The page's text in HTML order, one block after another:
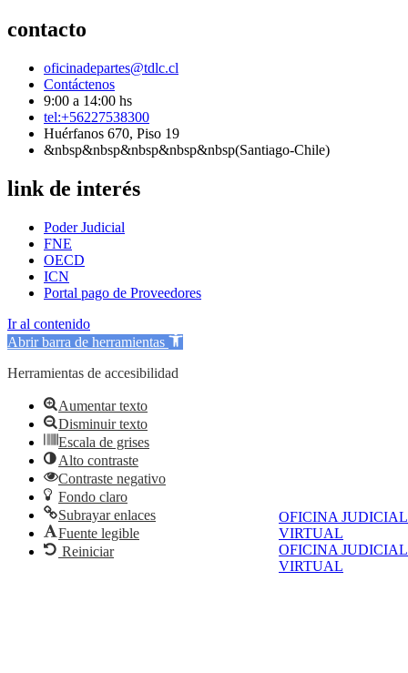
OFICINA JUDICIAL
VIRTUAL
OFICINA JUDICIAL
VIRTUAL
contacto
oficinadepartes@tdlc.cl
Contáctenos
9:00 a 14:00 hs
tel:+56227538300
Huérfanos 670, Piso 19
&nbsp&nbsp&nbsp&nbsp&nbsp(Santiago-Chile)
link de interés
Poder Judicial
FNE
OECD
ICN
Portal pago de Proveedores
Ir al contenido
Abrir barra de herramientas
Herramientas de accesibilidad
Aumentar texto
Disminuir texto
Escala de grises
Alto contraste
Contraste negativo
Fondo claro
Subrayar enlaces
Fuente legible
Reiniciar